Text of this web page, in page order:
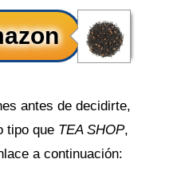
antes de decidirte,
tipo que TEA SHOP,
a continuación: